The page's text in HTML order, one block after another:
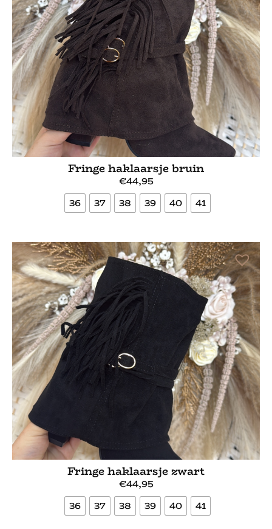
Fringe haklaarsje bruin
€44,95
36
37 38 39 40 41
Fringe haklaarsje zwart
€44,95
36
37 38 39 40 41